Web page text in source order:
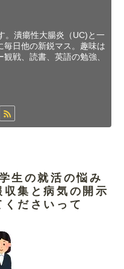
。潰瘍性大腸炎（UC)と一
毎日他の新鋭マス。趣味は
戦、読書、英語の勉強、
生の就活の悩み
集と病気の開示
ださいって